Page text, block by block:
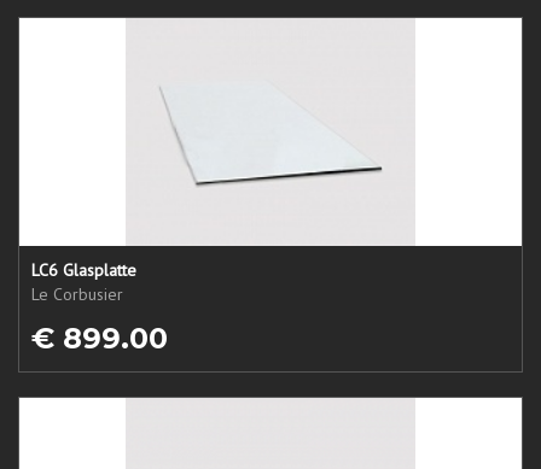
LC6 Glasplatte
Le Corbusier
€ 899.00